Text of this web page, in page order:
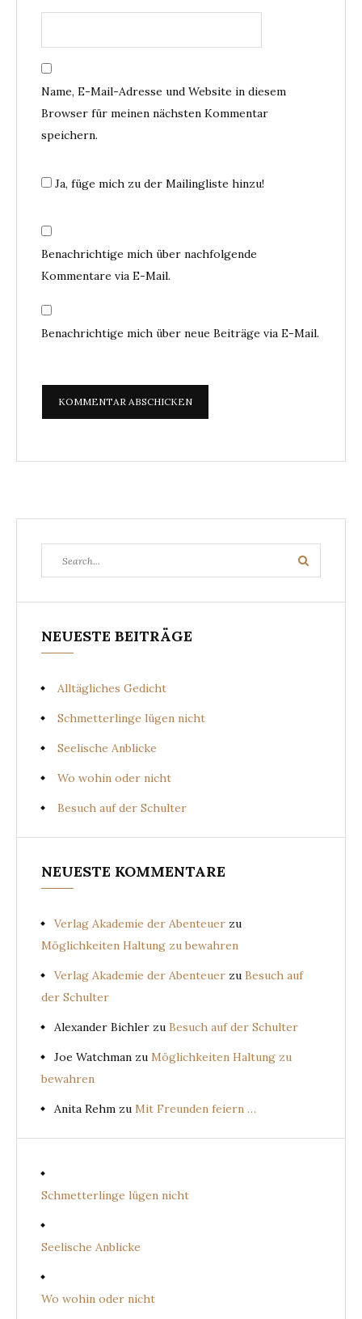
Name, E-Mail-Adresse und Website in diesem
Browser für meinen nächsten Kommentar
speichern.
Ja, füge mich zu der Mailingliste hinzu!
Benachrichtige mich über nachfolgende
Kommentare via E-Mail.
Benachrichtige mich über neue Beiträge via E-Mail.
for:
Search
NEUESTE BEITRÄGE
Alltägliches Gedicht
Schmetterlinge lügen nicht
Seelische Anblicke
Wo wohin oder nicht
Besuch auf der Schulter
NEUESTE KOMMENTARE
Verlag Akademie der Abenteuer zu
Möglichkeiten Haltung zu bewahren
Verlag Akademie der Abenteuer zu Besuch auf
der Schulter
Alexander Bichler zu Besuch auf der Schulter
Joe Watchman zu Möglichkeiten Haltung zu
bewahren
Anita Rehm zu Mit Freunden feiern …
Schmetterlinge lügen nicht
Seelische Anblicke
Wo wohin oder nicht